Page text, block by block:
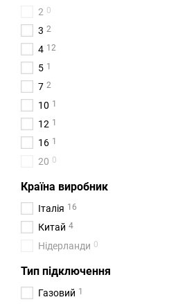
2 0
3 2
4 12
5 1
7 2
10 1
12 1
16 1
20 0
Країна виробник
Італія 16
Китай 4
Нідерланди 0
Тип підключення
Газовий 1